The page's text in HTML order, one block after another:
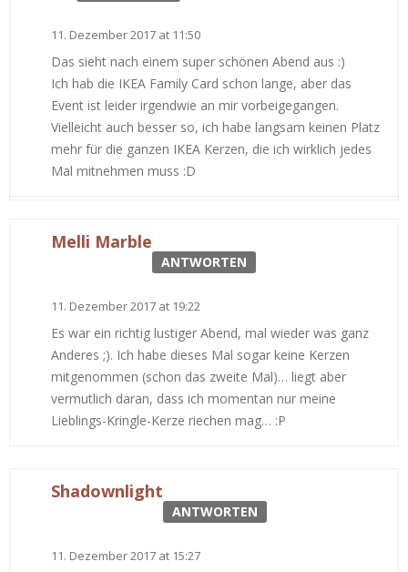
11. Dezember 2017 at 11:50
Das sieht nach einem super schönen Abend aus :)
Ich hab die IKEA Family Card schon lange, aber das
Event ist leider irgendwie an mir vorbeigegangen.
Vielleicht auch besser so, ich habe langsam keinen Platz
mehr für die ganzen IKEA Kerzen, die ich wirklich jedes
Mal mitnehmen muss :D
Melli Marble
ANTWORTEN
11. Dezember 2017 at 19:22
Es war ein richtig lustiger Abend, mal wieder was ganz
Anderes ;). Ich habe dieses Mal sogar keine Kerzen
mitgenommen (schon das zweite Mal)… liegt aber
vermutlich daran, dass ich momentan nur meine
Lieblings-Kringle-Kerze riechen mag… :P
Shadownlight
ANTWORTEN
11. Dezember 2017 at 15:27